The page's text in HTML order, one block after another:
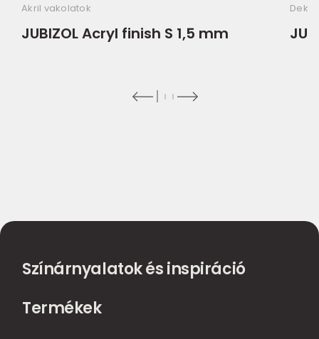
Akril vakolatok
JUBIZOL Acryl finish S 1,5 mm
Színárnyalatok és inspiráció
Termékek